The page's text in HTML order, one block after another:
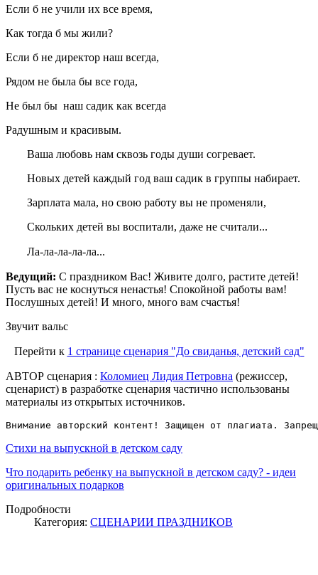
Если б не учили их все время,
Как тогда б мы жили?
Если б не директор наш всегда,
Рядом не была бы все года,
Не был бы наш садик как всегда
Радушным и красивым.
Ваша любовь нам сквозь годы души согревает.
Новых детей каждый год ваш садик в группы набирает.
Зарплата мала, но свою работу вы не променяли,
Скольких детей вы воспитали, даже не считали...
Ла-ла-ла-ла-ла...
Ведущий: С праздником Вас! Живите долго, растите детей!
Пусть вас не коснуться ненастья! Спокойной работы вам!
Послушных детей! И много, много вам счастья!
Звучит вальс
Перейти к 1 странице сценария "До свиданья, детский сад"
АВТОР сценария : Коломиец Лидия Петровна (режиссер,
сценарист) в разработке сценария частично использованы
материалы из открытых источников.
Внимание авторский контент! Защищен от плагиата.
Стихи на выпускной в детском саду
Что подарить ребенку на выпускной в детском саду? - идеи
оригинальных подарков
Подробности
Категория: СЦЕНАРИИ ПРАЗДНИКОВ